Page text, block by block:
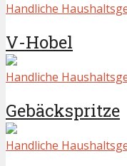
Handliche
V-Hobel
Handliche
Gebäckspritze
Handliche